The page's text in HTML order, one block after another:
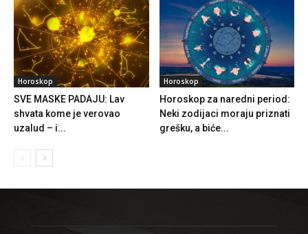
Horoskop
SVE MASKE PADAJU: Lav
shvata kome je verovao
uzalud – i...
Horoskop
Horoskop za naredni period:
Neki zodijaci moraju priznati
grešku, a biće...